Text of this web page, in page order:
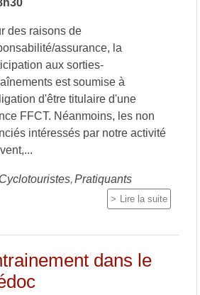
des raisons de
assurance, la
aux sorties-
est soumise à
d'être titulaire d'une
FFCT. Néanmoins, les non
intéressés par notre activité
Cyclotouristes Pratiquants
Lire la suite
dans le